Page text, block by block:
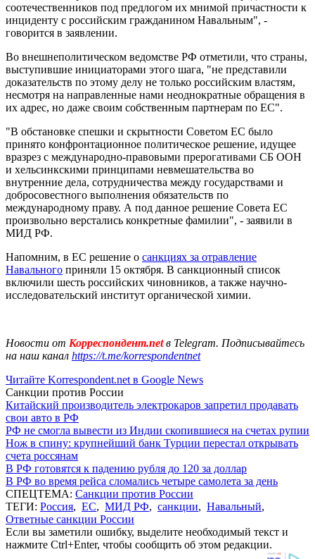
соотечественников под предлогом их мнимой причастности к
инциденту с российским гражданином Навальным", -
говорится в заявлении.
Во внешнеполитическом ведомстве РФ отметили, что страны,
выступившие инициаторами этого шага, "не представили
доказательств по этому делу не только российским властям,
несмотря на направленные нами неоднократные обращения в
их адрес, но даже своим собственным партнерам по ЕС".
"В обстановке спешки и скрытности Советом ЕС было
принято конфронтационное политическое решение, идущее
вразрез с международно-правовыми прерогативами СБ ООН
и хельсинкскими принципами невмешательства во
внутренние дела, сотрудничества между государствами и
добросовестного выполнения обязательств по
международному праву. А под данное решение Совета ЕС
произвольно верстались конкретные фамилии", - заявили в
МИД РФ.
Напомним, в ЕС решение о санкциях за отравление
Навального приняли 15 октября. В санкционный список
включили шесть российских чиновников, а также научно-
исследовательский институт органической химии.
Новости от Корреспондент.netв Telegram. Подписывайтесь
на наш канал https://t.me/korrespondentnet
Читайте Korrespondent.net в Google News
Санкции против России
Китайский производитель электрокаров запретил продавать
свои авто в РФ
РФ не смогла вывести из Индии скопившиеся на счетах рупии
Нож в спину: крупнейший банк Турции перестал открывать
счета россянам
В РФ готовятся к падению рубля до 120 за доллар
В РФ во время рейса сломались четыре самолета за день
СПЕЦТЕМА: Санкции против России
ТЕГИ: Россия, ЕС, МИД РФ, санкции, Навальный,
Ответные санкции России
Если вы заметили ошибку, выделите необходимый текст и
нажмите Ctrl+Enter, чтобы сообщить об этом редакции.